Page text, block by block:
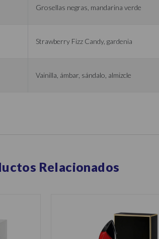
Grosellas negras, mandarina verde
Strawberry Fizz Candy, gardenia
Vainilla, ámbar, sándalo, almizcle
Relacionados